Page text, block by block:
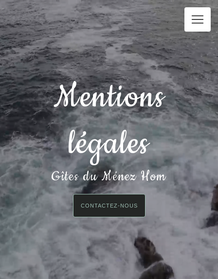
Mentions
légales
Gîtes du Ménez Hom
CONTACTEZ-NOUS
Panneau de gestion des cookies